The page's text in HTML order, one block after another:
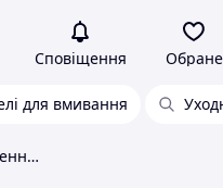
Сповіщення Обране
для вмивання
Засоби для вмивання та очищення обличчя Mr. Scrubber